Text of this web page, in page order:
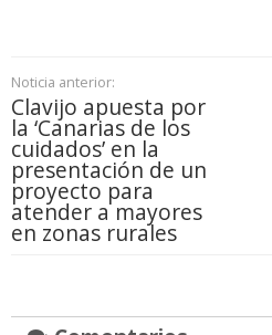
Noticia anterior:
Clavijo apuesta por
la ‘Canarias de los
cuidados’ en la
presentación de un
proyecto para
atender a mayores
en zonas rurales